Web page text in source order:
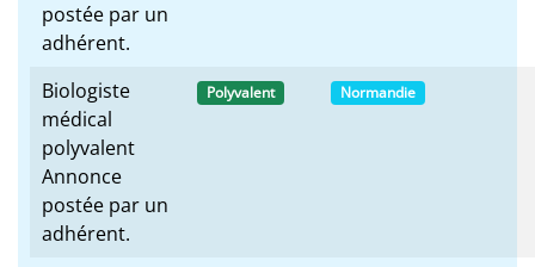
postée par un
adhérent.
Biologiste
médical
polyvalent
Annonce
postée par un
adhérent.
Polyvalent Normandie